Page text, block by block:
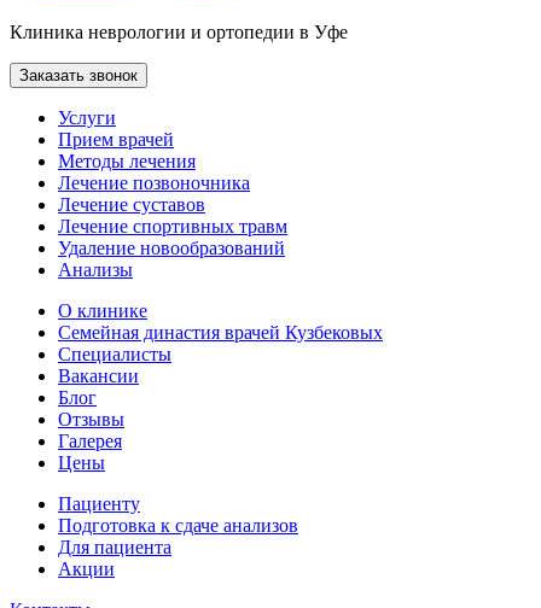
Клиника неврологии и ортопедии в Уфе
Заказать звонок
Услуги
Прием врачей
Методы лечения
Лечение позвоночника
Лечение суставов
Лечение спортивных травм
Удаление новообразований
Анализы
О клинике
Семейная династия врачей Кузбековых
Специалисты
Вакансии
Блог
Отзывы
Галерея
Цены
Пациенту
Подготовка к сдаче анализов
Для пациента
Акции